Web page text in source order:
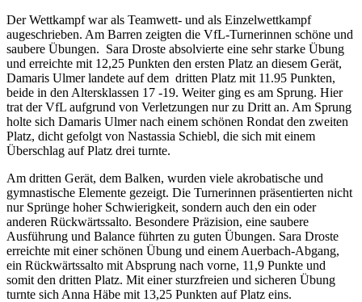
Der Wettkampf war als Teamwett- und als Einzelwettkampf
augeschrieben. Am Barren zeigten die VfL-Turnerinnen schöne und
saubere Übungen. Sara Droste absolvierte eine sehr starke Übung
und erreichte mit 12,25 Punkten den ersten Platz an diesem Gerät,
Damaris Ulmer landete auf dem dritten Platz mit 11.95 Punkten,
beide in den Altersklassen 17 -19. Weiter ging es am Sprung. Hier
trat der VfL aufgrund von Verletzungen nur zu Dritt an. Am Sprung
holte sich Damaris Ulmer nach einem schönen Rondat den zweiten
Platz, dicht gefolgt von Nastassia Schiebl, die sich mit einem
Überschlag auf Platz drei turnte.
Am dritten Gerät, dem Balken, wurden viele akrobatische und
gymnastische Elemente gezeigt. Die Turnerinnen präsentierten nicht
nur Sprünge hoher Schwierigkeit, sondern auch den ein oder
anderen Rückwärtssalto. Besondere Präzision, eine saubere
Ausführung und Balance führten zu guten Übungen. Sara Droste
erreichte mit einer schönen Übung und einem Auerbach-Abgang,
ein Rückwärtssalto mit Absprung nach vorne, 11,9 Punkte und
somit den dritten Platz. Mit einer sturzfreien und sicheren Übung
turnte sich Anna Häbe mit 13,25 Punkten auf Platz eins.